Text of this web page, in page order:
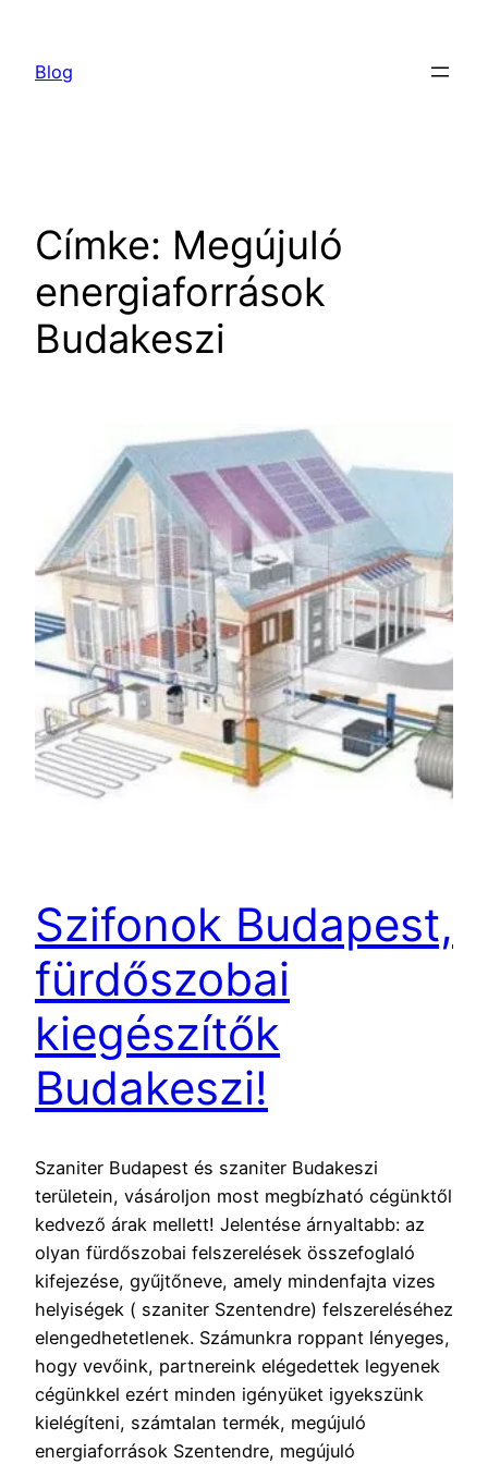
tartalomhoz
Blog
Címke: Megújuló
energiaforrások
Budakeszi
Szifonok Budapest,
fürdőszobai
kiegészítők
Budakeszi!
Szaniter Budapest és szaniter Budakeszi
területein, vásároljon most megbízható cégünktől
kedvező árak mellett! Jelentése árnyaltabb: az
olyan fürdőszobai felszerelések összefoglaló
kifejezése, gyűjtőneve, amely mindenfajta vizes
helyiségek ( szaniter Szentendre) felszereléséhez
elengedhetetlenek. Számunkra roppant lényeges,
hogy vevőink, partnereink elégedettek legyenek
cégünkkel ezért minden igényüket igyekszünk
kielégíteni, számtalan termék, megújuló
energiaforrások Szentendre, megújuló